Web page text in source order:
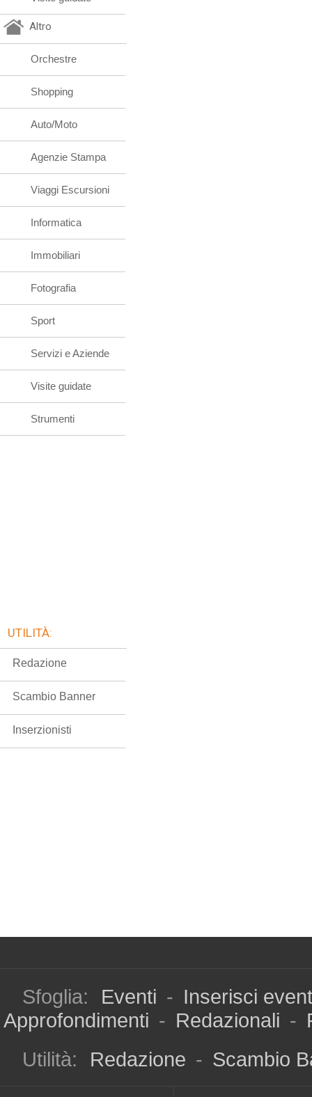
Altro
Orchestre
Shopping
Auto/Moto
Agenzie Stampa
Viaggi Escursioni
Informatica
Immobiliari
Fotografia
Sport
Servizi e Aziende
Visite guidate
Strumenti
UTILITÀ:
Redazione
Scambio Banner
Inserzionisti
Sfoglia: Eventi - Inserisci
Approfondimenti - Redazionali -
Utilità:
Redazione - Scambio